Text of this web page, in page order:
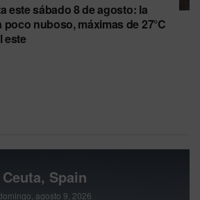
este sábado 8 de agosto: la
nuboso, máximas de 27°C
este
Ceuta, Spain
agosto 9, 2026